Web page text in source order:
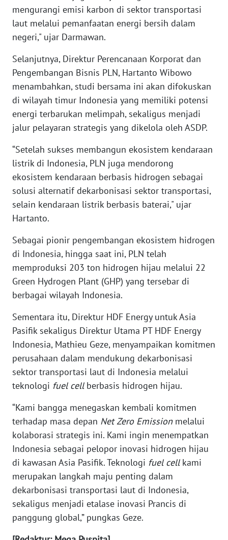
mengurangi emisi karbon di sektor transportasi
laut melalui pemanfaatan energi bersih dalam
negeri," ujar Darmawan.
Selanjutnya, Direktur Perencanaan Korporat dan
Pengembangan Bisnis PLN, Hartanto Wibowo
menambahkan, studi bersama ini akan difokuskan
di wilayah timur Indonesia yang memiliki potensi
energi terbarukan melimpah, sekaligus menjadi
jalur pelayaran strategis yang dikelola oleh ASDP.
“Setelah sukses membangun ekosistem kendaraan
listrik di Indonesia, PLN juga mendorong
ekosistem kendaraan berbasis hidrogen sebagai
solusi alternatif dekarbonisasi sektor transportasi,
selain kendaraan listrik berbasis baterai," ujar
Hartanto.
Sebagai pionir pengembangan ekosistem hidrogen
di Indonesia, hingga saat ini, PLN telah
memproduksi 203 ton hidrogen hijau melalui 22
Green Hydrogen Plant (GHP) yang tersebar di
berbagai wilayah Indonesia.
Sementara itu, Direktur HDF Energy untuk Asia
Pasifik sekaligus Direktur Utama PT HDF Energy
Indonesia, Mathieu Geze, menyampaikan komitmen
perusahaan dalam mendukung dekarbonisasi
sektor transportasi laut di Indonesia melalui
teknologi fuel cellberbasis hidrogen hijau.
“Kami bangga menegaskan kembali komitmen
terhadap masa depan Net Zero Emissionmelalui
kolaborasi strategis ini. Kami ingin menempatkan
Indonesia sebagai pelopor inovasi hidrogen hijau
di kawasan Asia Pasifik. Teknologi fuel cellkami
merupakan langkah maju penting dalam
dekarbonisasi transportasi laut di Indonesia,
sekaligus menjadi etalase inovasi Prancis di
panggung global,” pungkas Geze.
NTB
WN
SULTENG
WN
SULBAR
WN
BABEL
WN
SUMBAR
SUMSEL
WN
WN
LAMPUNG
WN
WN
NUSANTARA
WN
JOGJA
WN
JATIM
WN
BALI
WN
WN
KALTENG